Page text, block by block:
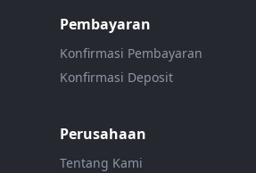
Pembayaran
Konfirmasi Pembayaran
Konfirmasi Deposit
Perusahaan
Tentang Kami